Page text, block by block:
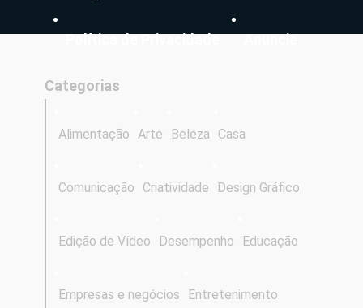
Política de Privacidade Anuncie
Categorias
Alimentação Arte Beleza Casa
Comunicação Criatividade Design Gráfico
Edição de Vídeo Desempenho Educação
Empresas e negócios Entretenimento